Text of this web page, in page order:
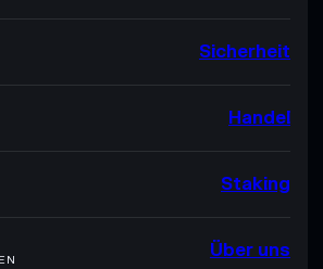
Sicherheit
Handel
Staking
Über uns